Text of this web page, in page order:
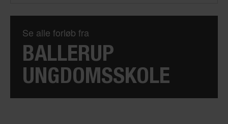
Se alle forløb fra
BALLERUP
UNGDOMSSKOLE